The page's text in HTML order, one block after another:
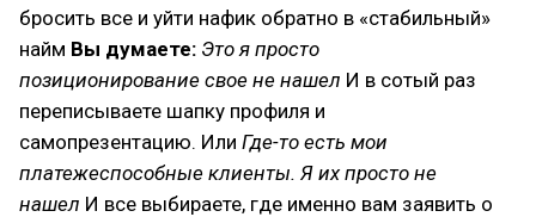
бросить все и уйти нафик обратно в «стабильный»
найм Вы думаете: Это я просто
позиционирование свое не нашел И в сотый раз
переписываете шапку профиля и
самопрезентацию. Или ⁠ Где-то есть мои
платежеспособные клиенты. Я их просто не
нашел И все выбираете, где именно вам заявить о